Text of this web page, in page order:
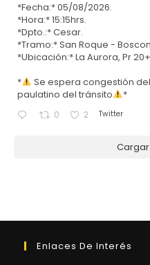
*Fecha:* 05/08/2026.
*Hora:* 15:15hrs.
*Dpto.:* Cesar.
*Tramo:* San Roque -
*Ubicación:* La Aurora, Pr
*
Se espera congestión
paulatino del tránsito
*
0 2 Twitter
Enlaces De Interés